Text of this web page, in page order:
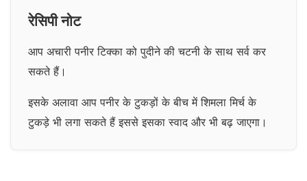
रेसिपी नोट
आप अचारी पनीर टिक्का को पुदीने की चटनी के साथ सर्व कर
सकते हैं।
इसके अलावा आप पनीर के टु​कड़ों के बीच में शिमला मिर्च के
टुकड़े भी लगा सकते हैं इससे इसका स्वाद और भी बढ़ जाएगा।